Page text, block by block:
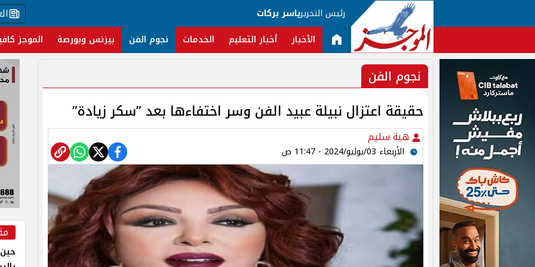
رئيس التحريرياسر بركات
الأخبار أخبار التعليم الخدمات نجوم الفن بيزنس وبورصة الموجز
نجوم الفن
حقيقة اعتزال نبيلة عبيد الفن وسر اختفاءها بعد ”سكر زيادة”
هبة سليم
الأربعاء 03/يوليو/2024 - 11:47 ص